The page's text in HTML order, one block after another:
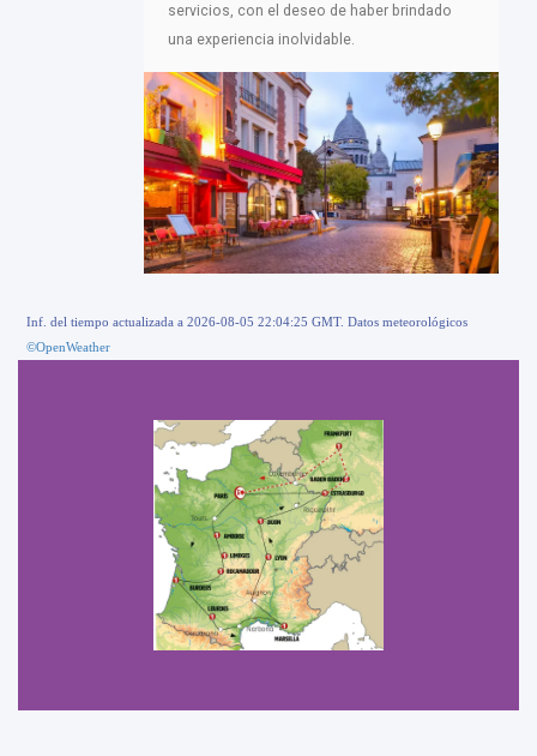
servicios, con el deseo de haber brindado
una experiencia inolvidable.
Inf. del tiempo actualizada a 2026-08-05 22:04:25 GMT. Datos meteorológicos
©OpenWeather